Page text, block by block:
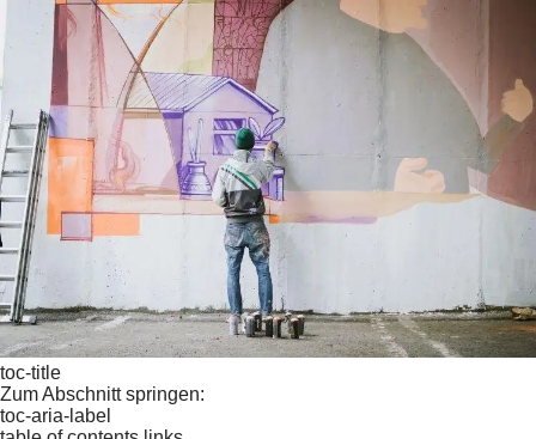
toc-title
Zum Abschnitt springen:
toc-aria-label